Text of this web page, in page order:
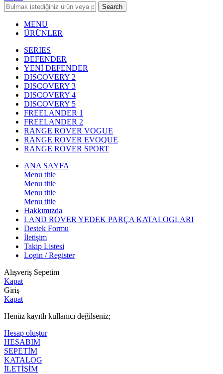
Search
MENU
ÜRÜNLER
SERIES
DEFENDER
YENİ DEFENDER
DISCOVERY 2
DISCOVERY 3
DISCOVERY 4
DISCOVERY 5
FREELANDER 1
FREELANDER 2
RANGE ROVER VOGUE
RANGE ROVER EVOQUE
RANGE ROVER SPORT
ANA SAYFA
Menu title
Menu title
Menu title
Menu title
Hakkımızda
LAND ROVER YEDEK PARÇA KATALOGLARI
Destek Formu
İletişim
Takip Listesi
Login / Register
Alışveriş Sepetim
Kapat
Giriş
Kapat
Henüz kayıtlı kullanıcı değilseniz;
Hesap oluştur
HESABIM
SEPETİM
KATALOG
İLETİŞİM